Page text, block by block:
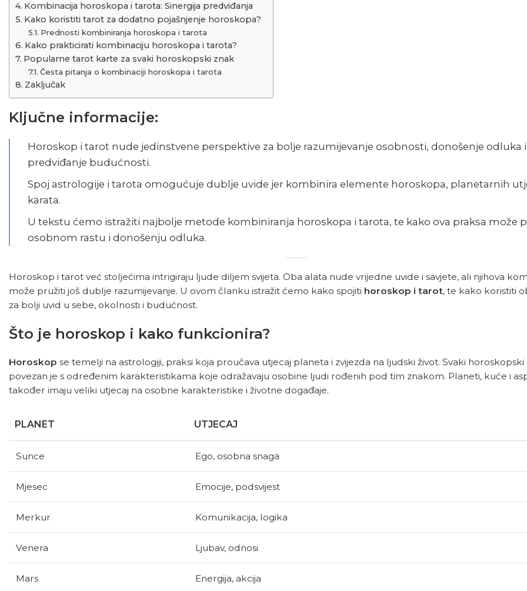
Kombinacija horoskopa i tarota: Sinergija predviđanja
Kako koristiti tarot za dodatno pojašnjenje horoskopa?
Prednosti kombiniranja horoskopa i tarota
Kako prakticirati kombinaciju horoskopa i tarota?
Popularne tarot karte za svaki horoskopski znak
Česta pitanja o kombinaciji horoskopa i tarota
Zaključak
Ključne informacije:
Horoskop i tarot nude jedinstvene perspektive za bolje razumijevanje osobnosti, donošenje odluka i
predviđanje budućnosti.
Spoj astrologije i tarota omogućuje dublje uvide jer kombinira elemente horoskopa, planetarnih
karata.
U tekstu ćemo istražiti najbolje metode kombiniranja horoskopa i tarota, te kako ova praksa može
osobnom rastu i donošenju odluka.
Horoskop i tarot već stoljećima intrigiraju ljude diljem svijeta. Oba alata nude vrijedne uvide i savjete, ali njihova
može pružiti još dublje razumijevanje. U ovom članku istražit ćemo kako spojiti horoskop i tarot, te kako koristiti
za bolji uvid u sebe, okolnosti i budućnost.
Što je horoskop i kako funkcionira?
Horoskop se temelji na astrologiji, praksi koja proučava utjecaj planeta i zvijezda na ljudski život. Svaki horoskopski
povezan je s određenim karakteristikama koje odražavaju osobine ljudi rođenih pod tim znakom. Planeti, kuće i
također imaju veliki utjecaj na osobne karakteristike i životne događaje.
PLANET UTJECAJ
Sunce Ego, osobna snaga
Mjesec Emocije, podsvijest
Merkur Komunikacija, logika
Venera Ljubav, odnosi
Mars Energija, akcija